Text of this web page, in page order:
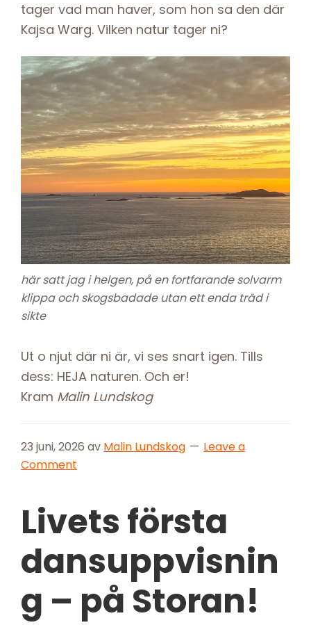
tager vad man haver, som hon sa den där
Kajsa Warg. Vilken natur tager ni?
här satt jag i helgen, på en fortfarande solvarm
klippa och skogsbadade utan ett enda träd i
sikte
Ut o njut där ni är, vi ses snart igen. Tills
dess: HEJA naturen. Och er!
Kram Malin Lundskog
23 juni, 2026 av Malin Lundskog
Leave a
Comment
Livets första
dansuppvisnin
g – på Storan!